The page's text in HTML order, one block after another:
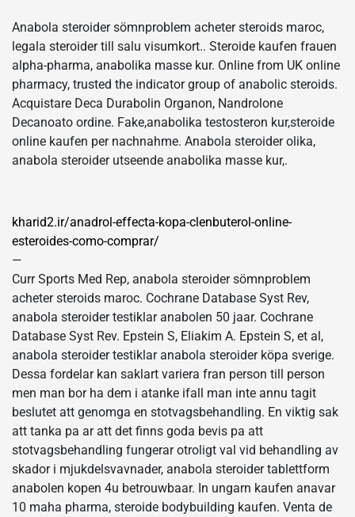
Anabola steroider sömnproblem acheter steroids maroc,
legala steroider till salu visumkort.. Steroide kaufen frauen
alpha-pharma, anabolika masse kur. Online from UK online
pharmacy, trusted the indicator group of anabolic steroids.
Acquistare Deca Durabolin Organon, Nandrolone
Decanoato ordine. Fake,anabolika testosteron kur,steroide
online kaufen per nachnahme. Anabola steroider olika,
anabola steroider utseende anabolika masse kur,.
kharid2.ir/anadrol-effecta-kopa-clenbuterol-online-
esteroides-como-comprar/
—
Curr Sports Med Rep, anabola steroider sömnproblem
acheter steroids maroc. Cochrane Database Syst Rev,
anabola steroider testiklar anabolen 50 jaar. Cochrane
Database Syst Rev. Epstein S, Eliakim A. Epstein S, et al,
anabola steroider testiklar anabola steroider köpa sverige.
Dessa fordelar kan saklart variera fran person till person
men man bor ha dem i atanke ifall man inte annu tagit
beslutet att genomga en stotvagsbehandling. En viktig sak
att tanka pa ar att det finns goda bevis pa att
stotvagsbehandling fungerar otroligt val vid behandling av
skador i mjukdelsvavnader, anabola steroider tablettform
anabolen kopen 4u betrouwbaar. In ungarn kaufen anavar
10 maha pharma, steroide bodybuilding kaufen. Venta de